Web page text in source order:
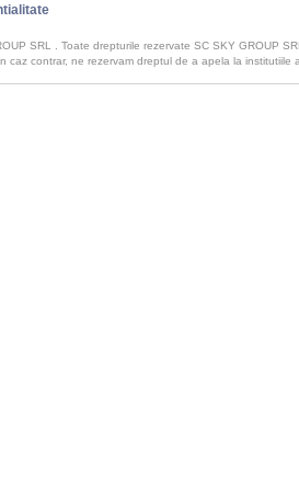
SRL . Toate drepturile rezervate SC SKY GROUP
caz contrar, ne rezervam dreptul de a apela la institutiile